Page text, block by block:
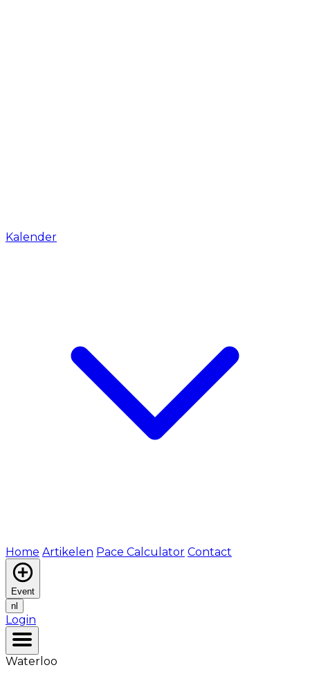
Kalender
Home Artikelen Pace Calculator Contact
Event
nl
Login
Waterloo